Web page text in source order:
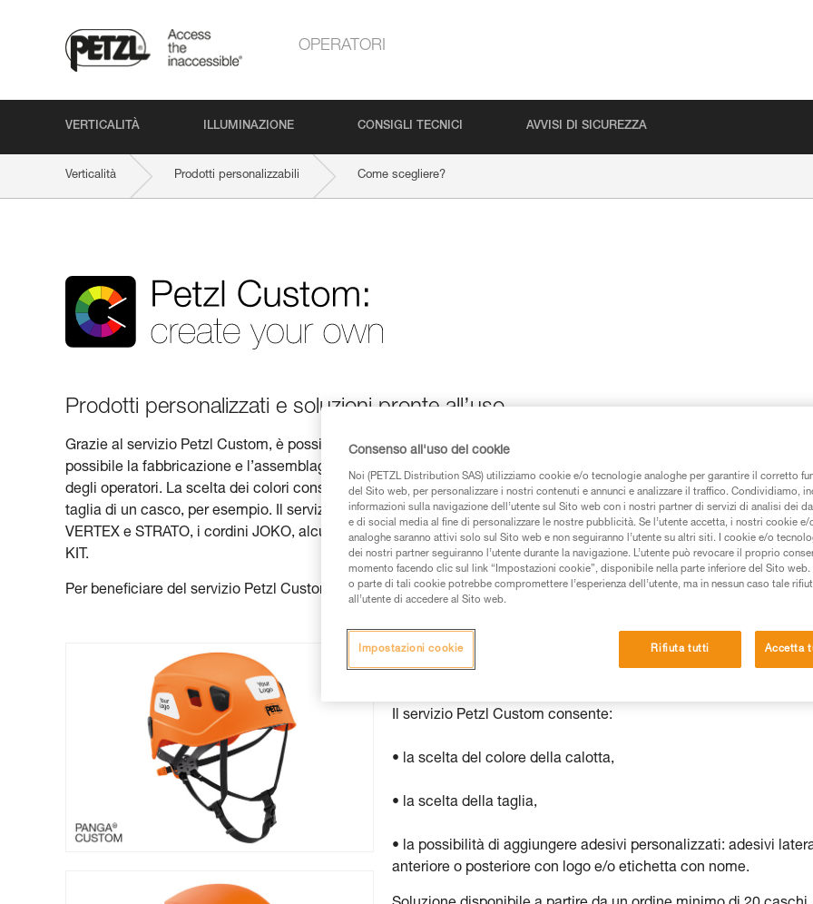
OPERATORI
VERTICALITÀ ILLUMINAZIONE CONSIGLI TECNICI AVVISI DI SICUREZZA
Verticalità Prodotti personalizzabili Come scegliere?
Prodotti personalizzati e soluzioni pronte all’uso
Grazie al servizio Petzl Custom, è possibile richiedere la personalizzazione di alcuni prodotti delle gamme Petzl. È
possibile la fabbricazione e l’assemblaggio di prodotti pronti all’uso per rispondere alle esigenze specifiche dei
degli operatori. La scelta dei colori consente in particolare l’identificazione dei gruppi di clienti o la regolazione
taglia di un casco, per esempio. Il servizio Petzl Custom consente di personalizzare i caschi PANGA, BOREO
VERTEX e STRATO, i cordini JOKO, alcune corde semistatiche e dinamiche, nonché il kit di soccorso JAG
KIT.
Per beneficiare del servizio Petzl Custom, basterà contattare il servizio commerciale e specificare la vostra
Il servizio Petzl Custom consente:
• la scelta del colore della calotta,
• la scelta della taglia,
• la possibilità di aggiungere adesivi personalizzati: adesivi
anteriore o posteriore con logo e/o etichetta con nome.
Consenso all'uso dei cookie
Noi (PETZL Distribution SAS) utilizziamo cookie e/o tecnologie analoghe per garantire il corretto
del Sito web, per personalizzare i nostri contenuti e annunci e analizzare il traffico. Condividiamo,
informazioni sulla navigazione dell’utente sul Sito web con i nostri partner di servizi di analisi dei
e di social media al fine di personalizzare le nostre pubblicità. Se l’utente accetta, i nostri cookie
analoghe saranno attivi solo sul Sito web e non seguiranno l’utente su altri siti. I cookie e/o
dei nostri partner seguiranno l’utente durante la navigazione. L’utente può revocare il proprio
momento facendo clic sul link “Impostazioni cookie”, disponibile nella parte inferiore del Sito
o parte di tali cookie potrebbe compromettere l’esperienza dell’utente, ma in nessun caso tale
all’utente di accedere al Sito web.
Rifiuta tutti Accetta
Impostazioni cookie